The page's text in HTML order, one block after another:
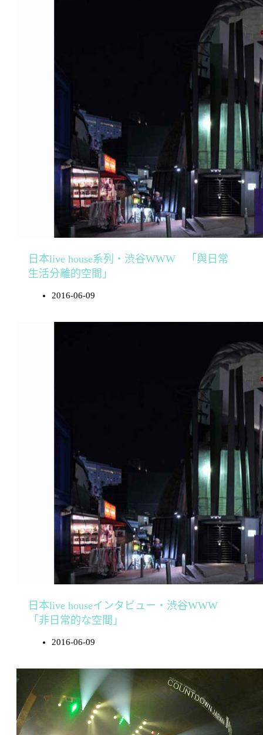
日本live house系列・渋谷WWW 「與日常
生活分離的空間」
2016-06-09
日本live houseインタビュー・渋谷WWW
「非日常的な空間」
2016-06-09